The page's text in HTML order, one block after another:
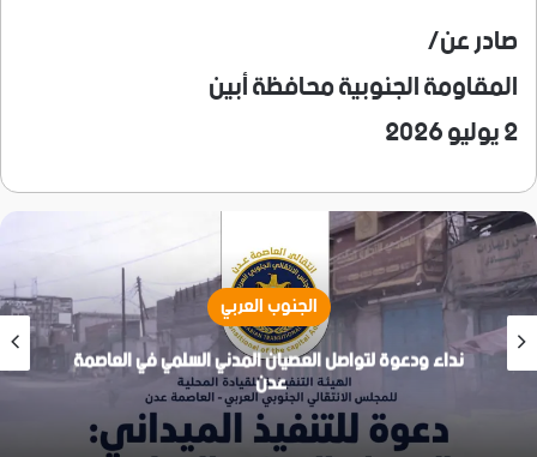
صادر عن/
المقاومة الجنوبية محافظة أبين
2 يوليو 2026
الجنوب العربي
نداء ودعوة لتواصل العصيان المدني السلمي في العاصمة
عدن